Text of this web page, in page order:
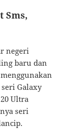
Sms,
negeri
baru dan
seri Galaxy
Ultra
seri